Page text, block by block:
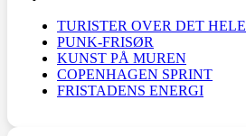
TURISTER OVER DET HELE
PUNK-FRISØR
KUNST PÅ MUREN
COPENHAGEN SPRINT
FRISTADENS ENERGI